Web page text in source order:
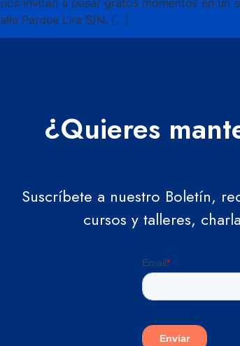
invitan a pasar gratos momentos en un
Parque Lira S/N, […]
¿Quieres
Suscríbete a nuestro Boletín,
cursos y talleres,